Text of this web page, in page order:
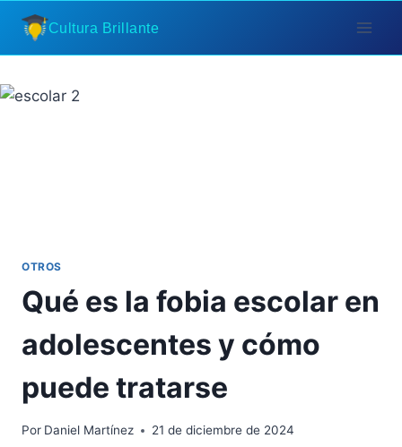
Saltar
contenido
Cultura Brillante
OTROS
Qué es la fobia escolar en
adolescentes y cómo
puede tratarse
Por Daniel Martínez 21 de diciembre de 2024